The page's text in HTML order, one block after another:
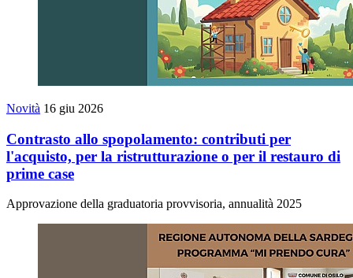
Novità 16 giu 2026
Contrasto allo spopolamento: contributi per
l'acquisto, per la ristrutturazione o per il restauro di
prime case
Approvazione della graduatoria provvisoria, annualità 2025